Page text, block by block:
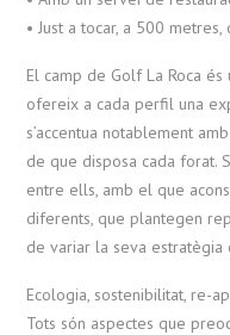
• Just a tocar, a 500
El camp de Golf La Roca
ofereix a cada perfil una
s’accentua notablement
de que disposa cada forat.
entre ells, amb el que
diferents, que plantegen
de variar la seva estratègia
Ecologia, sostenibilitat, re-
Tots són aspectes que